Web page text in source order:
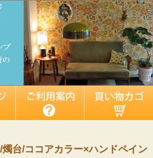
台/ココアカラー×ハンドペイン